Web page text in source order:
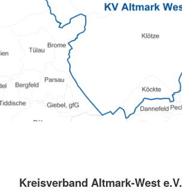
Kreisverband Altmark-West e.V.